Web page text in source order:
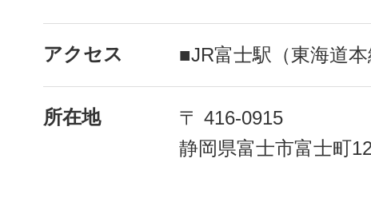
アクセス ■JR富士駅（東海道
所在地
〒 416-0915
静岡県富士市富士町